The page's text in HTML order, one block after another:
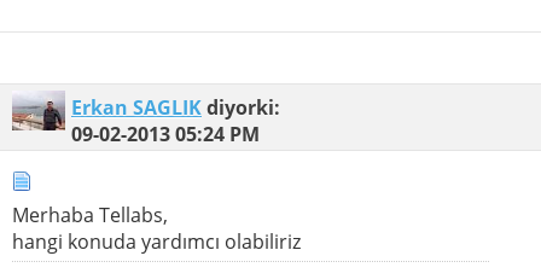
Erkan SAGLIKdiyorki:
09-02-201305:24 PM
Merhaba Tellabs,
hangi konuda yardımcı olabiliriz